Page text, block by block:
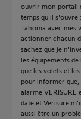
ouvrir mon portail
temps qu'il s'ouvre
Tahoma avec mes
actionner chacun
sachez que je
les équipements
que les volets et
pour informer
alarme VERISURE
date et Verisure
aussi être un